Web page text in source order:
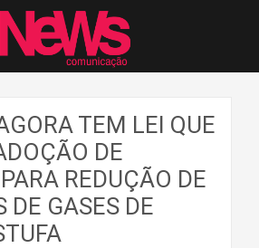
TEM LEI QUE
DE
REDUÇÃO DE
DE GASES DE